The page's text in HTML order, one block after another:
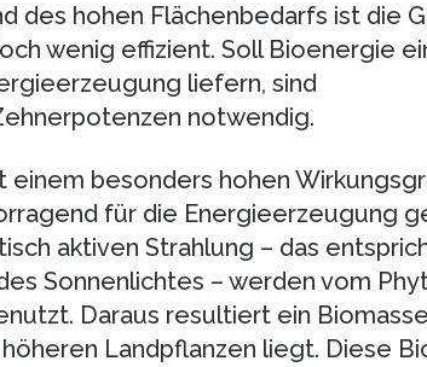
des hohen Flächenbedarfs ist die
wenig effizient. Soll Bioenergie
liefern, sind
notwendig.
besonders hohen
für die Energieerzeugung
aktiven Strahlung – das
Sonnenlichtes – werden vom
Daraus resultiert ein
Landpflanzen liegt. Diese